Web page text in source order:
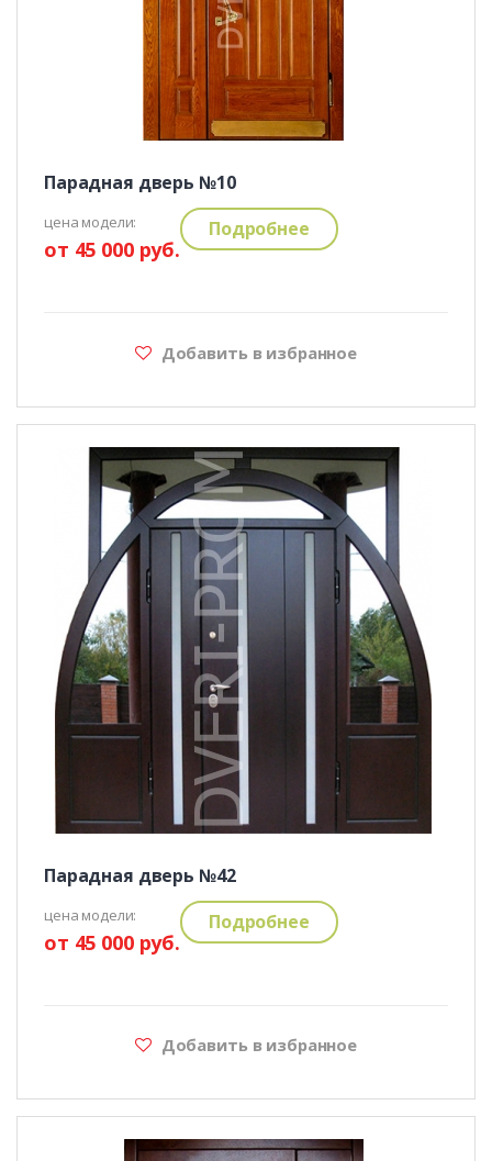
Парадная дверь №10
цена модели:
от 45 000 руб.
Подробнее
Добавить в избранное
Парадная дверь №42
цена модели:
от 45 000 руб.
Подробнее
Добавить в избранное